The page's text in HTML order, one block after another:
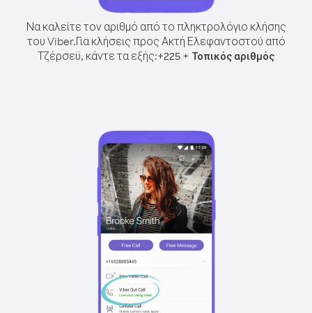
Να καλείτε τον αριθμό από το πληκτρολόγιο κλήσης
του Viber.Για κλήσεις προς Ακτή Ελεφαντοστού από
Τζέρσεϋ, κάντε τα εξής:+225 + Τοπικός αριθμός